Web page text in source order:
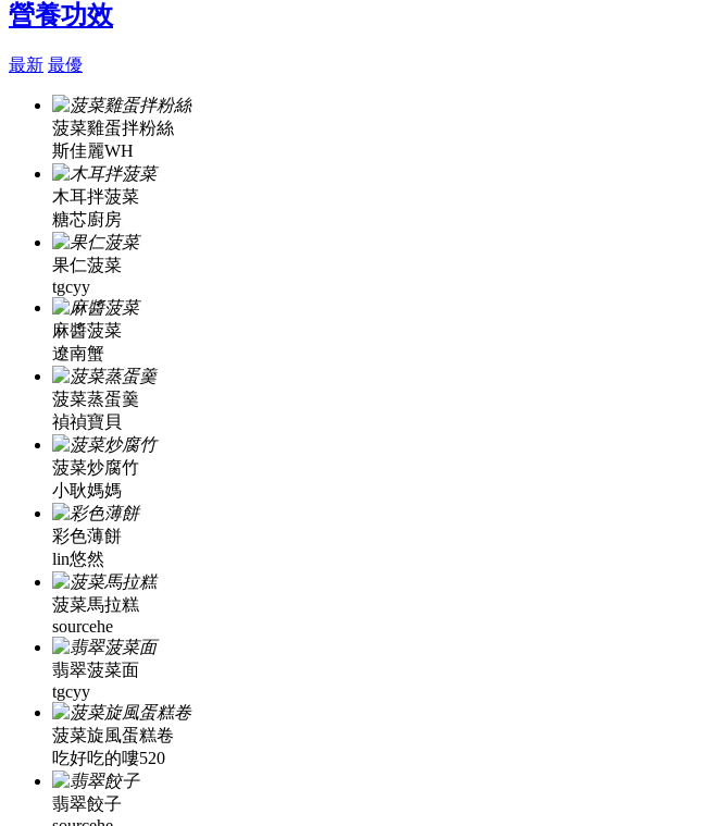
營養功效
最新 最優
菠菜雞蛋拌粉絲
斯佳麗WH
木耳拌菠菜
糖芯廚房
果仁菠菜
tgcyy
麻醬菠菜
遼南蟹
菠菜蒸蛋羹
禎禎寶貝
菠菜炒腐竹
小耿媽媽
彩色薄餅
lin悠然
菠菜馬拉糕
sourcehe
翡翠菠菜面
tgcyy
菠菜旋風蛋糕卷
吃好吃的嘍520
翡翠餃子